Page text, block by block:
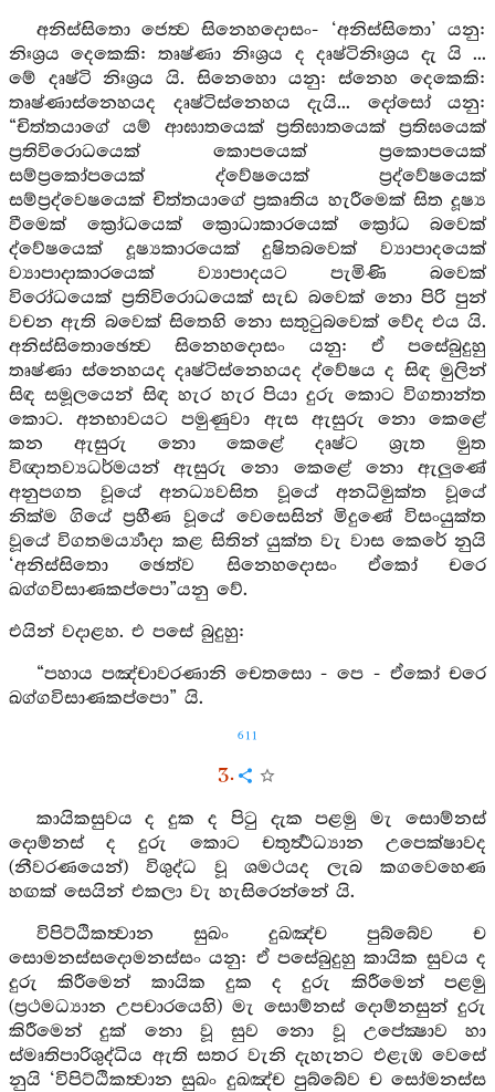
අනිස්සිතො ජෙත්‍ව සිනෙහදොසං- ‘අනිස්සිතො’ යනු:
නිඃශ්‍රය දෙකෙකි: තෘෂ්ණා නිඃශ්‍රය ද දෘෂ්ටිනිඃශ්‍රය දැ යි ...
මේ දෘෂ්ටි නිඃශ්‍රය යි. සිනෙහො යනු: ස්නෙහ දෙකෙකි:
තෘෂ්ණාස්නෙහයද දෘෂ්ටිස්නෙහය දැයි... දෝසෝ යනු:
“චිත්තයාගේ යම් ආඝාතයෙක් ප්‍රතිඝාතයෙක් ප්‍රතිඝයෙක්
ප්‍රතිවිරොධයෙක් කොපයෙක් ප්‍රකොපයෙක්
සම්ප්‍රකෝපයෙක් ද්වේෂයෙක් ප්‍රද්වේෂයෙක්
සම්ප්‍රද්වෙෂයෙක් චිත්තයාගේ ප්‍රකෘතිය හැරීමෙක් සිත දූෂ්‍ය
වීමෙක් ක්‍රෝධයෙක් ක්‍රොධාකාරයෙක් ක්‍රෝධ බවෙක්
ද්වේෂයෙක් දූෂ්‍යකාරයෙක් දුෂිතබවෙක් ව්‍යාපාදයෙක්
ව්‍යාපාදාකාරයෙක් ව්‍යාපාදයට පැමිණි බවෙක්
විරෝධයෙක් ප්‍රතිවිරොධයෙක් සැඩ බවෙක් නො පිරි පුන්
වචන ඇති බවෙක් සිතෙහි නො සතුටුබවෙක් වේද එය යි.
අනිස්සිතොඡෙත්‍ව සිනෙහදොසං යනු: ඒ පසේබුදුහු
තෘෂ්ණා ස්නෙහයද දෘෂ්ටිස්නෙහයද ද්වේෂය ද සිඳ මුලින්
සිඳ සමූලයෙන් සිඳ හැර හැර පියා දුරු කොට විගතාන්ත
කොට. අනභාවයට පමුණුවා ඇස ඇසුරු නො කෙළේ
කන ඇසුරු නො කෙළේ දෘෂ්ට ශ්‍රැත මුත
විඥාතව්‍යධර්මයන් ඇසුරු නො කෙළේ නො ඇලුණේ
අනුපගත වූයේ අනධ්‍යවසිත වූයේ අනධිමුක්ත වූයේ
නික්ම ගියේ ප්‍රහීණ වූයේ වෙසෙසින් මිදුණේ විසංයුක්ත
වූයේ විගතමර්‍ය්‍යාදා කළ සිතින් යුක්ත වැ වාස කෙරේ නුයි
‘අනිස්සිතො ඡෙත්ව සිනෙහදොසං ඒකෝ චරෙ
ඛග්ගවිසාණකප්පො”යනු වේ.
එයින් වදාළහ. එ පසේ බුදුහු:
“පහාය පඤ්චාවරණානි චෙතසො - පෙ - ඒකෝ චරෙ
ඛග්ගවිසාණකප්පො” යි.
611
3.
කායිකසුවය ද දුක ද පිටු දැක පළමු මැ සොම්නස්
දොම්නස් ද දුරු කොට චතුර්‍ත්‍ථධ්‍යාන උපෙක්ෂාවද
(නීවරණයෙන්) විශුද්ධ වූ ශමථයද ලැබ කගවෙහෙණ
හඟක් සෙයින් එකලා වැ හැසිරෙන්නේ යි.
විපිට්ඨිකත්‍වාන සුඛං දුඛඤ්ච පුබ්බේව ච
සොමනස්සදොමනස්සං යනු: ඒ පසේබුදුහු කායික සුවය ද
දුරු කිරීමෙන් කායික දුක ද දුරු කිරීමෙන් පළමු
(ප්‍රථමධ්‍යාන උපචාරයෙහි) මැ සොම්නස් දොම්නසුන් දුරු
කිරීමෙන් දුක් නො වූ සුව නො වූ උපේක්‍ෂාව හා
ස්මෘතිපාරිශුද්ධිය ඇති සතර වැනි දැහැනට එළැඹ වෙසේ
නුයි ‘විපිට්ඨිකත්‍වාන සුඛං දුඛඤ්ච පුබ්බේව ච සෝමනස්ස